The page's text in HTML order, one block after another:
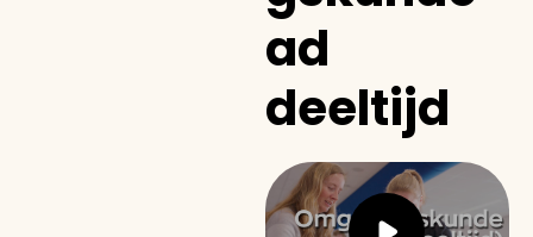
ad
deeltijd